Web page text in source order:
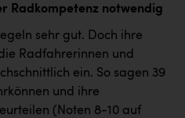
Radkompetenz notwendig
sehr gut. Doch ihre
Radfahrerinnen und
ein. So sagen 39
und ihre
(Noten 8-10 auf